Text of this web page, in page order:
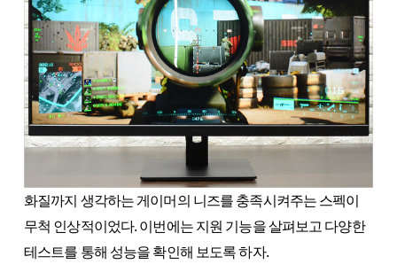
화질까지 생각하는 게이머의 니즈를 충족시켜주는 스펙이
무척 인상적이었다. 이번에는 지원 기능을 살펴보고 다양한
테스트를 통해 성능을 확인해 보도록 하자.